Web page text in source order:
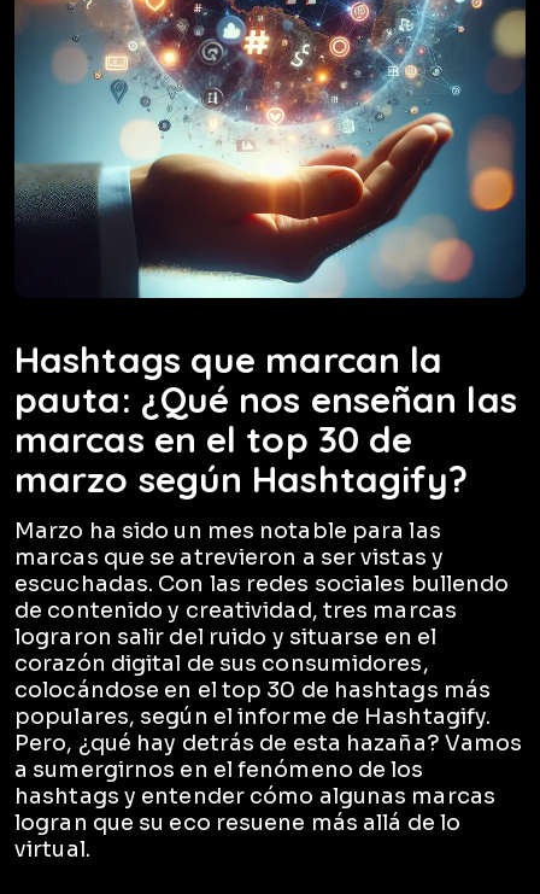
Hashtags que marcan la
pauta: ¿Qué nos enseñan las
marcas en el top 30 de
marzo según Hashtagify?
Marzo ha sido un mes notable para las
marcas que se atrevieron a ser vistas y
escuchadas. Con las redes sociales bullendo
de contenido y creatividad, tres marcas
lograron salir del ruido y situarse en el
corazón digital de sus consumidores,
colocándose en el top 30 de hashtags más
populares, según el informe de Hashtagify.
Pero, ¿qué hay detrás de esta hazaña? Vamos
a sumergirnos en el fenómeno de los
hashtags y entender cómo algunas marcas
logran que su eco resuene más allá de lo
virtual.